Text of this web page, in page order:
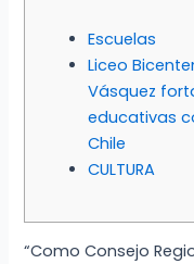
Escuelas
Liceo
Vásquez
educativas
Chile
CULTURA
“Como Consejo